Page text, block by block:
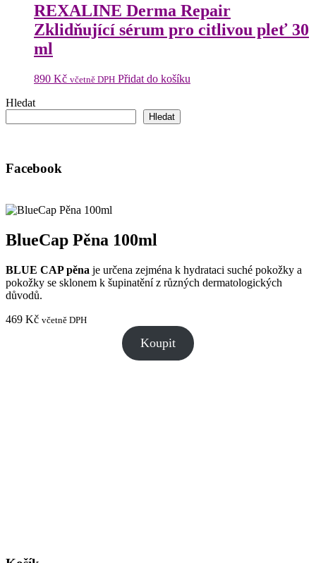
REXALINE Derma Repair
Zklidňující sérum pro citlivou pleť 30
ml
890 Kč včetně DPH Přidat do košíku
Hledat
Hledat
Facebook
BlueCap Pěna 100ml
BLUE CAP pěna je určena zejména k hydrataci suché pokožky a
pokožky se sklonem k šupinatění z různých dermatologických
důvodů.
469 Kč včetně DPH
Koupit